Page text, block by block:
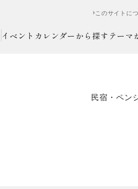
このサイトに
イベントカレンダーから探す テーマ
民宿・ペン